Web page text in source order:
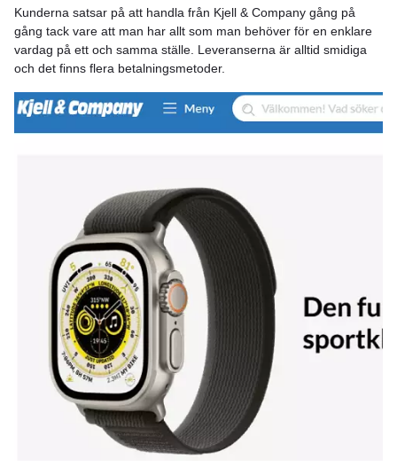
Kunderna satsar på att handla från Kjell & Company gång på
gång tack vare att man har allt som man behöver för en enklare
vardag på ett och samma ställe. Leveranserna är alltid smidiga
och det finns flera betalningsmetoder.